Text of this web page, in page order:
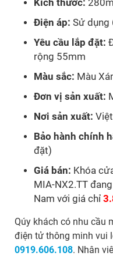
Kích thước:
Điện áp: Sử dụng
Yêu cầu lắp đặt:
rộng 55mm
Màu sắc: Màu
Đơn vị sản xuất:
Nơi sản xuất:
Bảo hành chính
đặt)
Giá bán: Khóa
MIA-NX2.TT
Nam với giá chỉ
Qúy khách có nhu cầu
điện tử thông minh vui
0919.606.108. Nhân